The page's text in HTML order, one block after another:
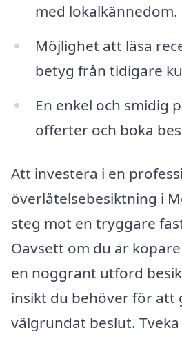
med lokalkännedom.
Möjlighet att läsa
betyg från tidigare
En enkel och smidig
offerter och boka
Att investera i en
överlåtelsebesiktning i
steg mot en tryggare
Oavsett om du är
en noggrant utförd
insikt du behöver för att
välgrundat beslut.